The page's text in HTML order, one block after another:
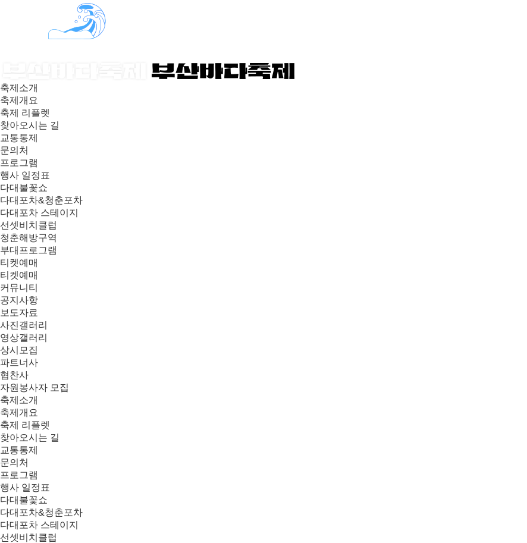
축제소개
축제개요
축제 리플렛
찾아오시는 길
교통통제
문의처
프로그램
행사 일정표
다대불꽃쇼
다대포차&청춘포차
다대포차 스테이지
선셋비치클럽
청춘해방구역
부대프로그램
티켓예매
티켓예매
커뮤니티
공지사항
보도자료
사진갤러리
영상갤러리
상시모집
파트너사
협찬사
자원봉사자 모집
축제소개
축제개요
축제 리플렛
찾아오시는 길
교통통제
문의처
프로그램
행사 일정표
다대불꽃쇼
다대포차&청춘포차
다대포차 스테이지
선셋비치클럽